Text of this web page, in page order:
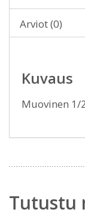
Arviot (0)
Kuvaus
Muovinen 1/
Tutustu